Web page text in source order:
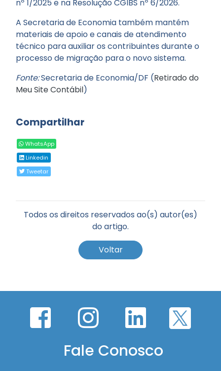
nº 1/2025 e na Resolução CGIBS nº 6/2026.
A Secretaria de Economia também mantém
materiais de apoio e canais de atendimento
técnico para auxiliar os contribuintes durante o
processo de migração para o novo sistema.
Fonte:Secretaria de Economia/DF (Retirado do
Meu Site Contábil)
Compartilhar
WhatsApp
Linkedin
Tweetar
Todos os direitos reservados ao(s) autor(es)
do artigo.
Voltar
Fale Conosco